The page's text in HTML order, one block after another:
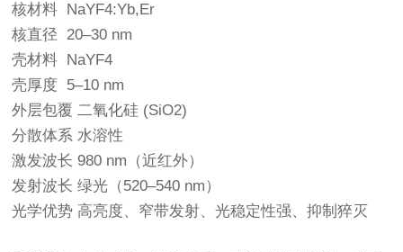
核材料 NaYF4:Yb,Er
核直径 20–30 nm
壳材料 NaYF4
壳厚度 5–10 nm
外层包覆 二氧化硅 (SiO2)
分散体系 水溶性
激发波长 980 nm（近红外）
发射波长 绿光（520–540 nm）
光学优势 高亮度、窄带发射、光稳定性强、抑制猝灭